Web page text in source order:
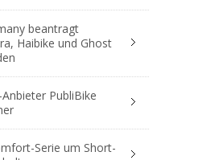
beantragt
Haibike und Ghost
PubliBike
Serie um Short-